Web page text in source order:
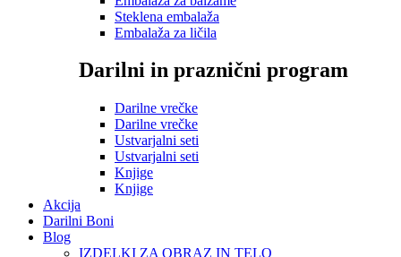
Steklena embalaža
Embalaža za ličila
Darilni in praznični program
Darilne vrečke
Darilne vrečke
Ustvarjalni seti
Ustvarjalni seti
Knjige
Knjige
Akcija
Darilni Boni
Blog
IZDELKI ZA OBRAZ IN TELO